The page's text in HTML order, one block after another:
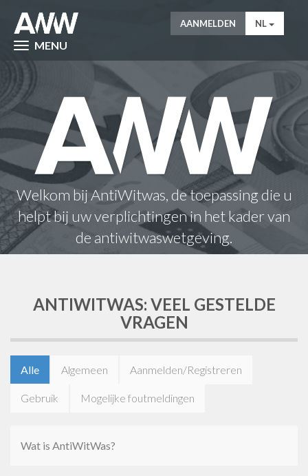
MENU
AANMELDEN NL
Welkom bij AntiWitwas, de toepassing die u
helpt bij uw verplichtingen in het kader van
de antiwitwaswetgeving.
ANTIWITWAS: VEEL GESTELDE
VRAGEN
Alle Algemeen Aanmelden/Registreren
Gebruik Mogelijke foutmeldingen
Wat is AntiWitWas?